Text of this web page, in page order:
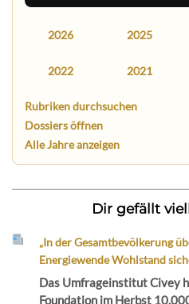
2026 2025
2022 2021
Rubriken durchsuchen
Dossiers öffnen
Alle Jahre anzeigen
Dir gefällt
„In der Gesamtbevölkerung
Energiewende Wohlstand
Das Umfrageinstitut Civey
Foundation im Herbst